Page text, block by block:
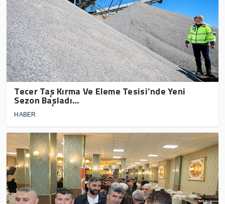
Tecer Taş Kırma Ve Eleme Tesisi’nde Yeni
Sezon Başladı…
HABER